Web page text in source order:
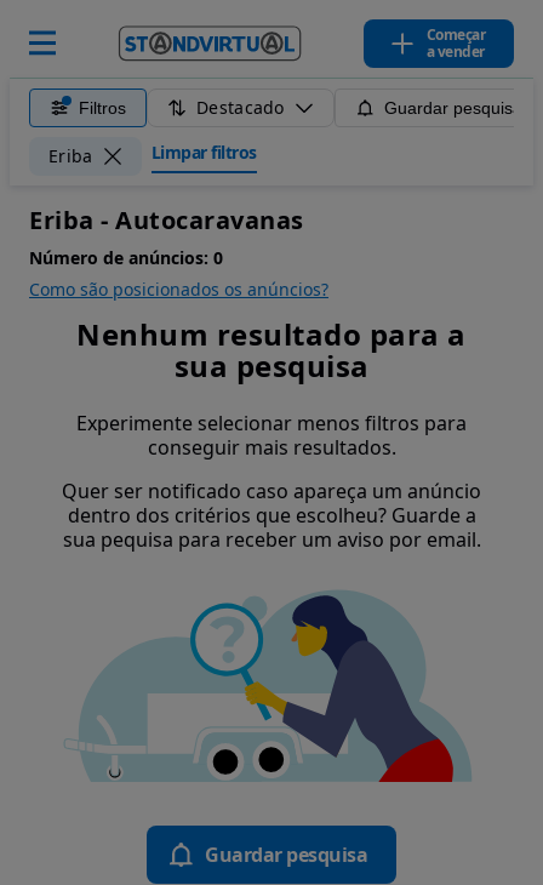
Começar
a vender
Filtros Destacado Guardar pesquisa
Eriba Limpar filtros
Eriba - Autocaravanas
Número de anúncios: 0
Como são posicionados os anúncios?
Nenhum resultado para a
sua pesquisa
Experimente selecionar menos filtros para
conseguir mais resultados.
Quer ser notificado caso apareça um anúncio
dentro dos critérios que escolheu? Guarde a
sua pequisa para receber um aviso por email.
Guardar pesquisa